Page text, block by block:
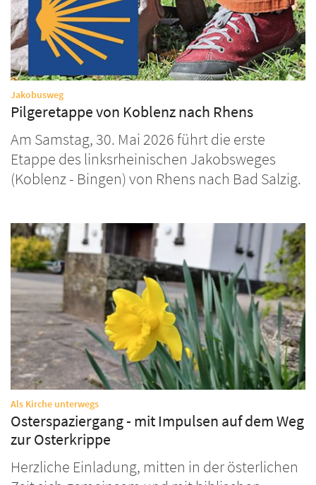
Jakobusweg:
Pilgeretappe von Koblenz nach Rhens
Am Samstag, 30. Mai 2026 führt die erste
Etappe des linksrheinischen Jakobsweges
(Koblenz - Bingen) von Rhens nach Bad Salzig.
Als Kirche unterwegs:
Osterspaziergang - mit Impulsen auf dem Weg
zur Osterkrippe
Herzliche Einladung, mitten in der österlichen